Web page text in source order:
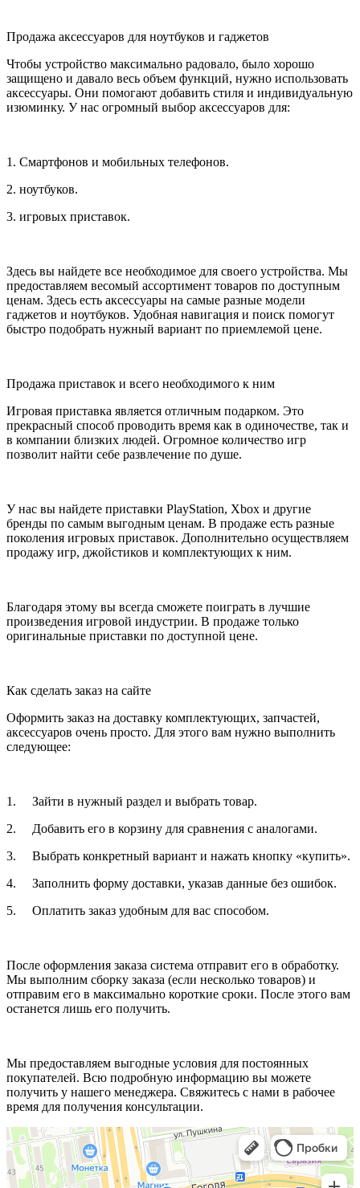
Продажа аксессуаров для ноутбуков и гаджетов
Чтобы устройство максимально радовало, было хорошо
защищено и давало весь объем функций, нужно использовать
аксессуары. Они помогают добавить стиля и индивидуальную
изюминку. У нас огромный выбор аксессуаров для:
1. Смартфонов и мобильных телефонов.
2. ноутбуков.
3. игровых приставок.
Здесь вы найдете все необходимое для своего устройства. Мы
предоставляем весомый ассортимент товаров по доступным
ценам. Здесь есть аксессуары на самые разные модели
гаджетов и ноутбуков. Удобная навигация и поиск помогут
быстро подобрать нужный вариант по приемлемой цене.
Продажа приставок и всего необходимого к ним
Игровая приставка является отличным подарком. Это
прекрасный способ проводить время как в одиночестве, так и
в компании близких людей. Огромное количество игр
позволит найти себе развлечение по душе.
У нас вы найдете приставки PlayStation, Xbox и другие
бренды по самым выгодным ценам. В продаже есть разные
поколения игровых приставок. Дополнительно осуществляем
продажу игр, джойстиков и комплектующих к ним.
Благодаря этому вы всегда сможете поиграть в лучшие
произведения игровой индустрии. В продаже только
оригинальные приставки по доступной цене.
Как сделать заказ на сайте
Оформить заказ на доставку комплектующих, запчастей,
аксессуаров очень просто. Для этого вам нужно выполнить
следующее:
1. Зайти в нужный раздел и выбрать товар.
2. Добавить его в корзину для сравнения с аналогами.
3. Выбрать конкретный вариант и нажать кнопку «купить».
4. Заполнить форму доставки, указав данные без ошибок.
5. Оплатить заказ удобным для вас способом.
После оформления заказа система отправит его в обработку.
Мы выполним сборку заказа (если несколько товаров) и
отправим его в максимально короткие сроки. После этого вам
останется лишь его получить.
Мы предоставляем выгодные условия для постоянных
покупателей. Всю подробную информацию вы можете
получить у нашего менеджера. Свяжитесь с нами в рабочее
время для получения консультации.